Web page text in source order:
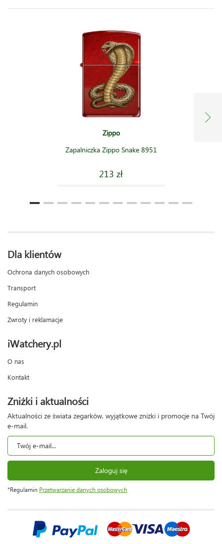
Zippo
Zapalniczka Zippo Snake 8951
213 zł
Dla klientów
Ochrona danych osobowych
Transport
Regulamin
Zwroty i reklamacje
iWatchery.pl
O nas
Kontakt
Zniżki i aktualności
Aktualności ze świata zegarków, wyjątkowe zniżki i promocje na Twój
e-mail.
Zaloguj się
*Regulamin Przetwarzanie danych osobowych